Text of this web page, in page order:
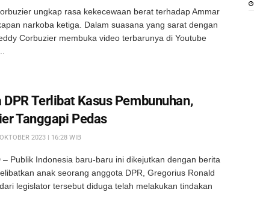
ungkap rasa kekecewaan berat terhadap Ammar
narkoba ketiga. Dalam suasana yang sarat dengan
Corbuzier membuka video terbarunya di Youtube
Terlibat Kasus Pembunuhan,
Tanggapi Pedas
2023 | 16:28 WIB
– Publik Indonesia baru-baru ini dikejutkan dengan berita
anak seorang anggota DPR, Gregorius Ronald
legislator tersebut diduga telah melakukan tindakan